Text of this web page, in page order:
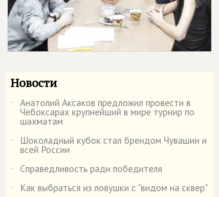
Новости
˙ Анатолий Аксаков предложил провести в
Чебоксарах крупнейший в мире турнир по
шахматам
˙
Шоколадный кубок стал брендом Чувашии и
всей России
˙
Справедливость ради победителя
˙
Как выбраться из ловушки с "видом на сквер"